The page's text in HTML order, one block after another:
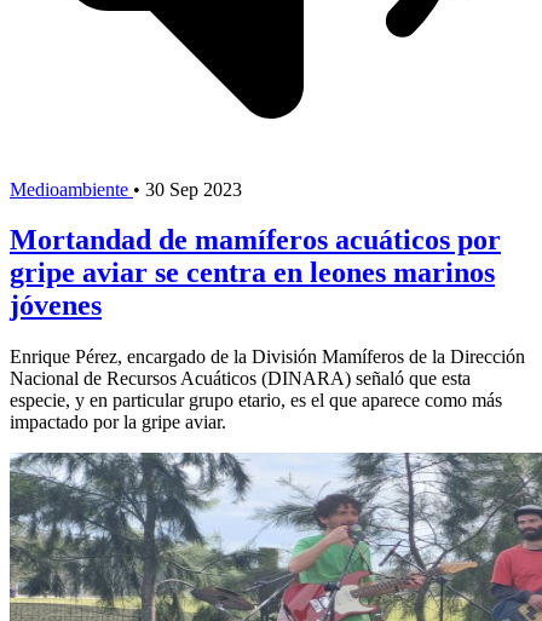
Medioambiente • 30 Sep 2023
Mortandad de mamíferos acuáticos por
gripe aviar se centra en leones marinos
jóvenes
Enrique Pérez, encargado de la División Mamíferos de la Dirección
Nacional de Recursos Acuáticos (DINARA) señaló que esta
especie, y en particular grupo etario, es el que aparece como más
impactado por la gripe aviar.